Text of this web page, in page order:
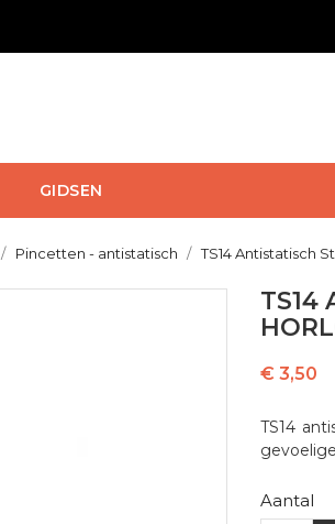
GIDSEN
Pincetten - antistatisch TS14 Antistatisch
TS14
€ 3,50
TS14
Aantal